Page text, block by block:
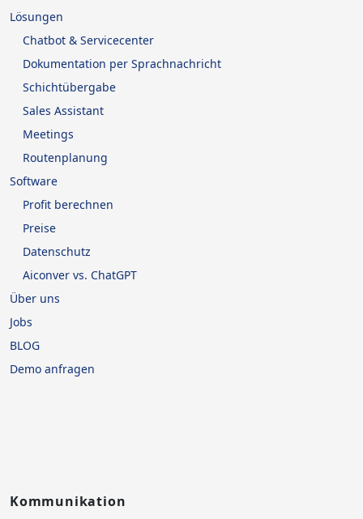
Lösungen
Chatbot & Servicecenter
Dokumentation per Sprachnachricht
Schichtübergabe
Sales Assistant
Meetings
Routenplanung
Software
Profit berechnen
Preise
Datenschutz
Aiconver vs. ChatGPT
Über uns
Jobs
BLOG
Demo anfragen
Kommunikation